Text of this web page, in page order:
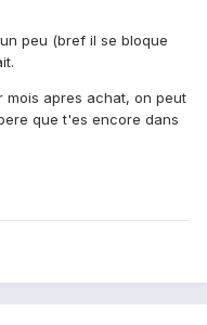
peu (bref il se bloque
mois apres achat, on peut
que t'es encore dans